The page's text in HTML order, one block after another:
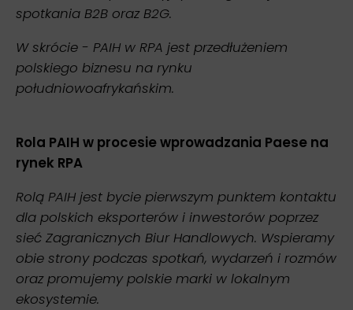
spotkania B2B oraz B2G.
W skrócie - PAIH w RPA jest przedłużeniem
polskiego biznesu na rynku
południowoafrykańskim.
Rola PAIH w procesie wprowadzania Paese na
rynek RPA
Rolą PAIH jest bycie pierwszym punktem kontaktu
dla polskich eksporterów i inwestorów poprzez
sieć Zagranicznych Biur Handlowych. Wspieramy
obie strony podczas spotkań, wydarzeń i rozmów
oraz promujemy polskie marki w lokalnym
ekosystemie.